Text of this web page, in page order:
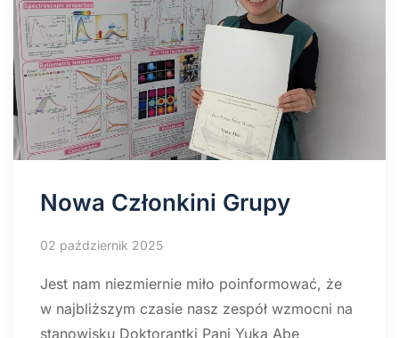
Nowa Członkini Grupy
02 październik 2025
Jest nam niezmiernie miło poinformować, że
w najbliższym czasie nasz zespół wzmocni na
stanowisku Doktorantki Pani Yuka Abe